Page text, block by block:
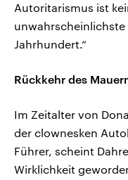
Autoritarismus ist
unwahrscheinlichste
Jahrhundert.“
Rückkehr des
Im Zeitalter von
der clownesken
Führer, scheint
Wirklichkeit